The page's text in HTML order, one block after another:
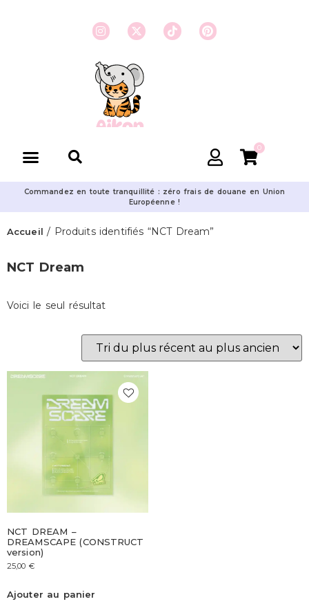
0
Commandez en toute tranquillité : zéro frais de douane en Union
Européenne !
Accueil / Produits identifiés “NCT Dream”
NCT Dream
Voici le seul résultat
NCT DREAM –
DREAMSCAPE (CONSTRUCT
version)
25,00 €
Ajouter au panier